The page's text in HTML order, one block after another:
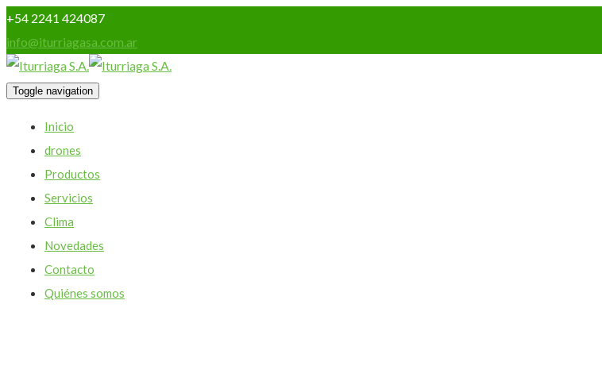
+54 2241 424087
info@iturriagasa.com.ar
Toggle navigation
Inicio
drones
Productos
Servicios
Clima
Novedades
Contacto
Quiénes somos